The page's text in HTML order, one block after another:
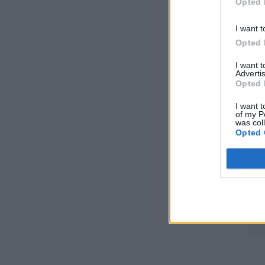
I want
Opted
I want
Opted
I want
of my
was
Opted